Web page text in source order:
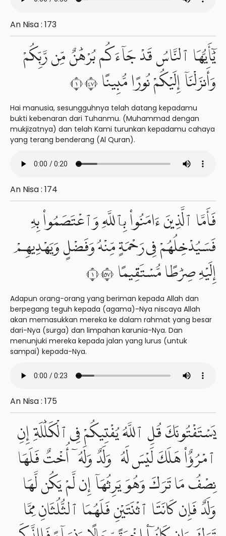
An Nisa : 173
يَٰٓأَيُّهَا ٱلنَّاسُ قَدْ جَآءَكُم بُرْهَٰنٌ مِّن رَّبِّكُمْ
وَأَنزَلْنَآ إِلَيْكُمْ نُورًا مُّبِينًا ١٧٤
Hai manusia, sesungguhnya telah datang kepadamu
bukti kebenaran dari Tuhanmu. (Muhammad dengan
mukjizatnya) dan telah Kami turunkan kepadamu cahaya
yang terang benderang (Al Quran).
An Nisa : 174
فَأَمَّا ٱلَّذِينَ ءَامَنُوا۟ بِٱللَّهِ وَٱعْتَصَمُوا۟ بِهِۦ
فَسَيُدْخِلُهُمْ فِى رَحْمَةٍ مِّنْهُ وَفَضْلٍ وَيَهْدِيهِمْ
إِلَيْهِ صِرَٰطًا مُّسْتَقِيمًا ١٧٥
Adapun orang-orang yang beriman kepada Allah dan
berpegang teguh kepada (agama)-Nya niscaya Allah
akan memasukkan mereka ke dalam rahmat yang besar
dari-Nya (surga) dan limpahan karunia-Nya. Dan
menunjuki mereka kepada jalan yang lurus (untuk
sampai) kepada-Nya.
An Nisa : 175
يَسْتَفْتُونَكَ قُلِ ٱللَّهُ يُفْتِيكُمْ فِى ٱلْكَلَٰلَةِ إِنِ
ٱمْرُؤٌا۟ هَلَكَ لَيْسَ لَهُۥ وَلَدٌ وَلَهُۥٓ أُخْتٌ فَلَهَا
نِصْفُ مَا تَرَكَ وَهُوَ يَرِثُهَآ إِن لَّمْ يَكُن لَّهَا
وَلَدٌ فَإِن كَانَتَا ٱثْنَتَيْنِ فَلَهُمَا ٱلثُّلُثَانِ مِمَّا